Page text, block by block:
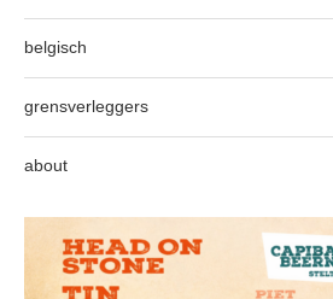
belgisch
grensverleggers
about